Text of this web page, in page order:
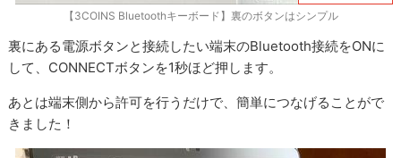
【3COINS Bluetoothキーボード】裏のボタンはシンプル
裏にある電源ボタンと接続したい端末のBluetooth接続をONに
して、CONNECTボタンを1秒ほど押します。
あとは端末側から許可を行うだけで、簡単につなげることがで
きました！